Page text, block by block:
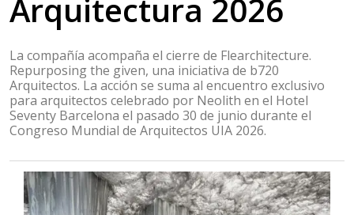
Arquitectura 2026
La compañía acompaña el cierre de Flearchitecture.
Repurposing the given, una iniciativa de b720
Arquitectos. La acción se suma al encuentro exclusivo
para arquitectos celebrado por Neolith en el Hotel
Seventy Barcelona el pasado 30 de junio durante el
Congreso Mundial de Arquitectos UIA 2026.